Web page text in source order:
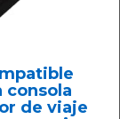
consola
de viaje